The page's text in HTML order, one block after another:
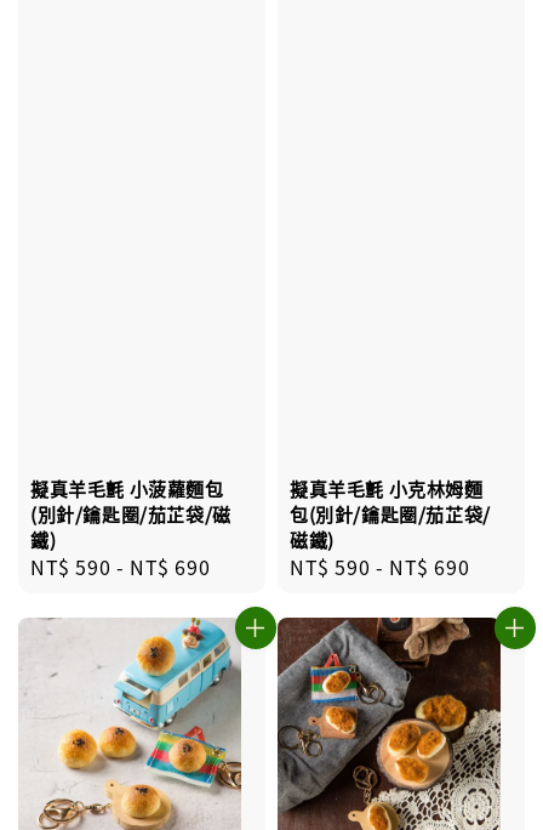
擬真羊毛氈 小菠蘿麵包
(別針/鑰匙圈/茄芷袋/磁
鐵)
Regular
NT$ 590 - NT$ 690
擬真羊毛氈 小克林姆麵
包(別針/鑰匙圈/茄芷袋/
磁鐵)
Regular
NT$ 590 - NT$ 690